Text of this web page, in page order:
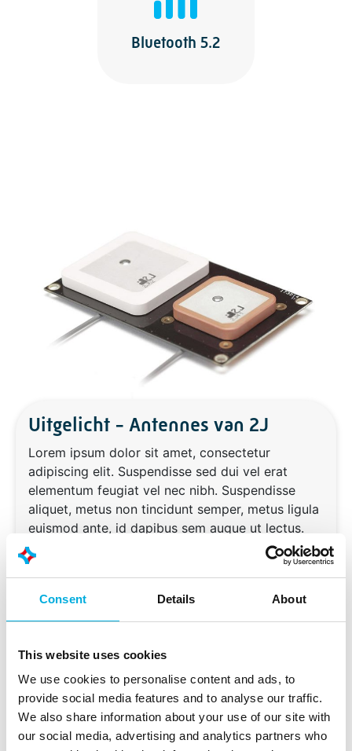
Consent Details About
This website uses cookies
We use cookies to personalise content and ads, to
provide social media features and to analyse our traffic.
We also share information about your use of our site with
our social media, advertising and analytics partners who
Bluetooth 5.2
Uitgelicht - Antennes van 2J
Lorem ipsum dolor sit amet, consectetur
adipiscing elit. Suspendisse sed dui vel erat
elementum feugiat vel nec nibh. Suspendisse
aliquet, metus non tincidunt semper, metus ligula
euismod ante, id dapibus sem augue ut lectus.
Donec volutpat tincidunt metus nec fringilla.
Curabitur auctor lectus posuere, finibus urna sit
malesuada tortor. Mauris mollis orci ac lorem
tincidunt egestas. Suspendisse sollicitudin
facilisis at tincidunt et, interdum nec ligula.
Pellentesque ac scelerisque eros. Nullam at ante
ultrices, semper augue ac, interdum dui.
Maecenas eu dignissim odio.